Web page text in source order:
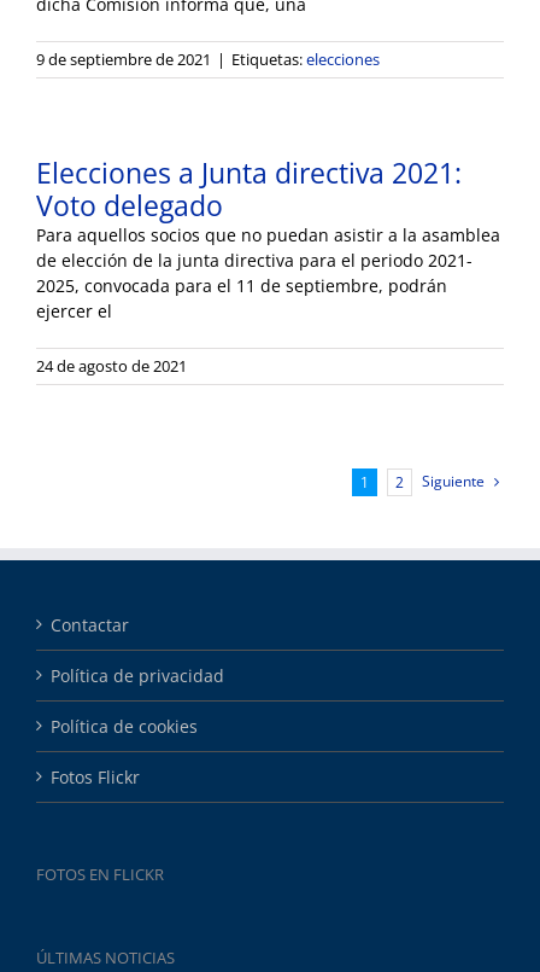
9 de septiembre de 2021 | Etiquetas:elecciones
Elecciones a Junta directiva 2021:
Voto delegado
Para aquellos socios que no puedan asistir a la asamblea
de elección de la junta directiva para el periodo 2021-
2025, convocada para el 11 de septiembre, podrán
ejercer el
24 de agosto de 2021
1 2 Siguiente
Contactar
Política de privacidad
Política de cookies
Fotos Flickr
FOTOS EN FLICKR
ÚLTIMAS NOTICIAS